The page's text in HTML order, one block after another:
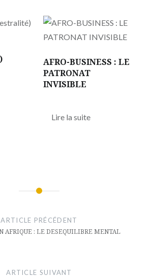
AFRO-BUSINESS : LE
PATRONAT
INVISIBLE
Lire la suite
ARTICLE PRÉCÉDENT
AFRIQUE : LE DESEQUILIBRE MENTAL
ARTICLE SUIVANT